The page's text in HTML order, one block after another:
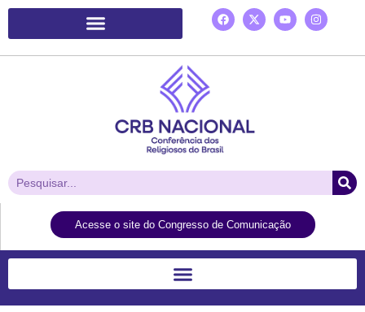
Acesse o site do Congresso de Comunicação